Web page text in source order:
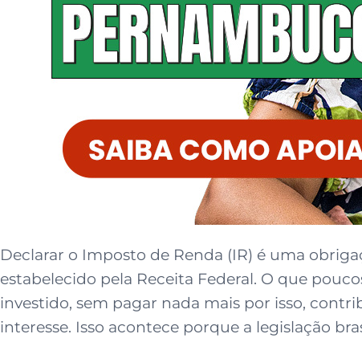
Declarar o Imposto de Renda (IR) é uma
estabelecido pela Receita Federal. O que
investido, sem pagar nada mais por isso,
interesse. Isso acontece porque a legislação